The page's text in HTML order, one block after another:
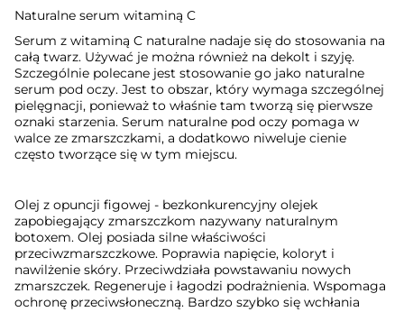
Naturalne serum witaminą C
Serum z witaminą C naturalne nadaje się do stosowania na
całą twarz. Używać je można również na dekolt i szyję.
Szczególnie polecane jest stosowanie go jako naturalne
serum pod oczy. Jest to obszar, który wymaga szczególnej
pielęgnacji, ponieważ to właśnie tam tworzą się pierwsze
oznaki starzenia. Serum naturalne pod oczy pomaga w
walce ze zmarszczkami, a dodatkowo niweluje cienie
często tworzące się w tym miejscu.
Olej z opuncji figowej - bezkonkurencyjny olejek
zapobiegający zmarszczkom nazywany naturalnym
botoxem. Olej posiada silne właściwości
przeciwzmarszczkowe. Poprawia napięcie, koloryt i
nawilżenie skóry. Przeciwdziała powstawaniu nowych
zmarszczek. Regeneruje i łagodzi podrażnienia. Wspomaga
ochronę przeciwsłoneczną. Bardzo szybko się wchłania